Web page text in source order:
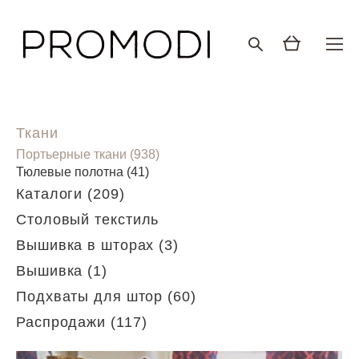
Ткани
Портьерные ткани (938)
Тюлевые полотна (41)
Каталоги (209)
Столовый текстиль
Вышивка в шторах (3)
Вышивка (1)
Подхваты для штор (60)
Распродажи (117)